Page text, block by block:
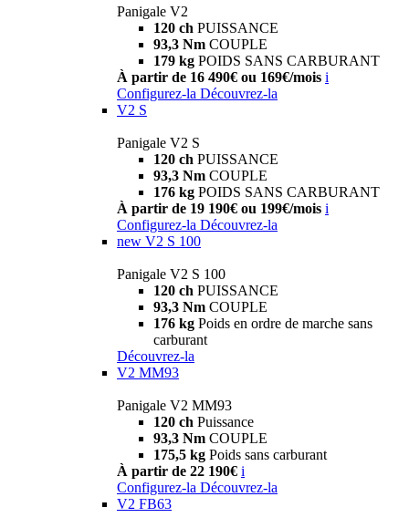
Panigale V2
120 ch PUISSANCE
93,3 Nm COUPLE
179 kg POIDS SANS CARBURANT
À partir de 16 490€ ou 169€/mois i
Configurez-la Découvrez-la
V2 S
Panigale V2 S
120 ch PUISSANCE
93,3 Nm COUPLE
176 kg POIDS SANS CARBURANT
À partir de 19 190€ ou 199€/mois i
Configurez-la Découvrez-la
new V2 S 100
Panigale V2 S 100
120 ch PUISSANCE
93,3 Nm COUPLE
176 kg Poids en ordre de marche sans
carburant
Découvrez-la
V2 MM93
Panigale V2 MM93
120 ch Puissance
93,3 Nm COUPLE
175,5 kg Poids sans carburant
À partir de 22 190€ i
Configurez-la Découvrez-la
V2 FB63